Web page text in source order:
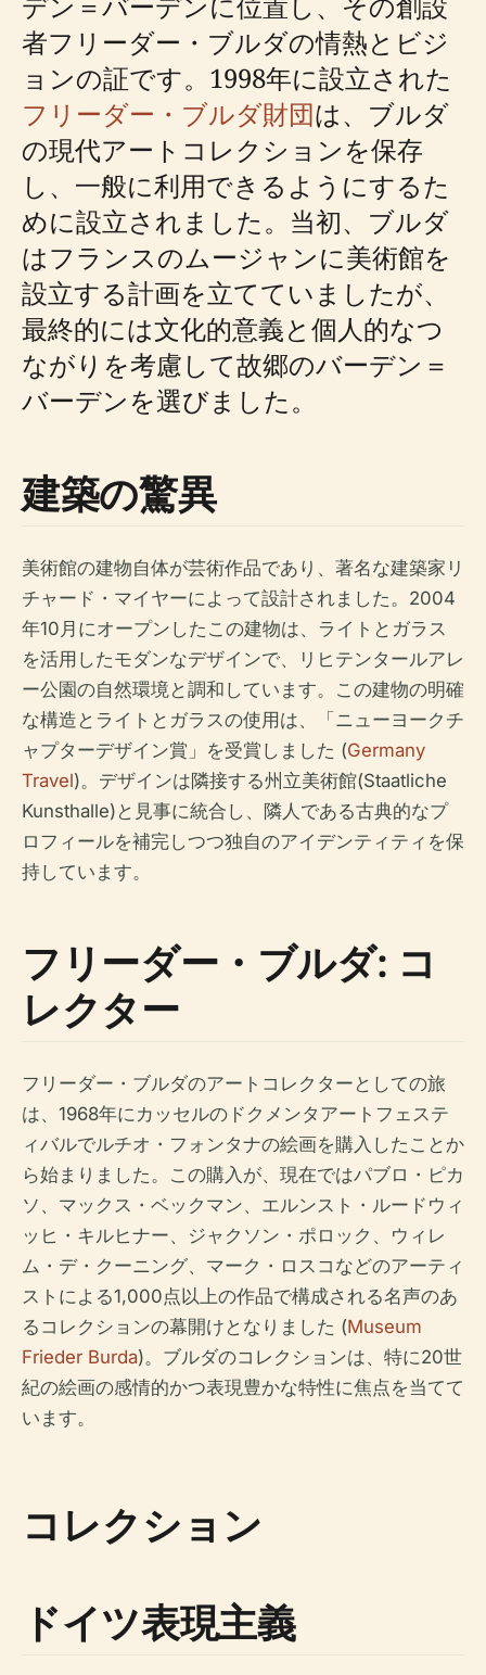
者フリーダー・ブルダの情熱とビジ
ョンの証です。1998年に設立された
フリーダー・ブルダ財団は、ブルダ
の現代アートコレクションを保存
し、一般に利用できるようにするた
めに設立されました。当初、ブルダ
はフランスのムージャンに美術館を
設立する計画を立てていましたが、
最終的には文化的意義と個人的なつ
ながりを考慮して故郷のバーデン＝
バーデンを選びました。
建築の驚異
美術館の建物自体が芸術作品であり、著名な建築家リ
チャード・マイヤーによって設計されました。2004
年10月にオープンしたこの建物は、ライトとガラス
を活用したモダンなデザインで、リヒテンタールアレ
ー公園の自然環境と調和しています。この建物の明確
な構造とライトとガラスの使用は、「ニューヨークチ
ャプターデザイン賞」を受賞しました (Germany
Travel)。デザインは隣接する州立美術館(Staatliche
Kunsthalle)と見事に統合し、隣人である古典的なプ
ロフィールを補完しつつ独自のアイデンティティを保
持しています。
フリーダー・ブルダ: コ
レクター
フリーダー・ブルダのアートコレクターとしての旅
は、1968年にカッセルのドクメンタアートフェステ
ィバルでルチオ・フォンタナの絵画を購入したことか
ら始まりました。この購入が、現在ではパブロ・ピカ
ソ、マックス・ベックマン、エルンスト・ルードウィ
ッヒ・キルヒナー、ジャクソン・ポロック、ウィレ
ム・デ・クーニング、マーク・ロスコなどのアーティ
ストによる1,000点以上の作品で構成される名声のあ
るコレクションの幕開けとなりました (Museum
Frieder Burda)。ブルダのコレクションは、特に20世
紀の絵画の感情的かつ表現豊かな特性に焦点を当てて
います。
コレクション
ドイツ表現主義